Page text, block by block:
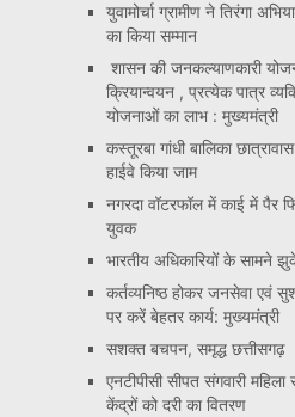
युवामोर्चा ग्रामीण ने तिरंगा
का किया सम्मान
शासन की जनकल्याणकारी
क्रियान्वयन , प्रत्येक पात्र
योजनाओं का लाभ : मुख्यमंत्री
कस्तूरबा गांधी बालिका
हाईवे किया जाम
नगरदा वॉटरफॉल में काई में पैर
युवक
भारतीय अधिकारियों के सामने
कर्तव्यनिष्ठ होकर जनसेवा एवं
पर करें बेहतर कार्य: मुख्यमंत्री
सशक्त बचपन, समृद्ध छत्तीसगढ़
एनटीपीसी सीपत संगवारी महिला
केंद्रों को दरी का वितरण